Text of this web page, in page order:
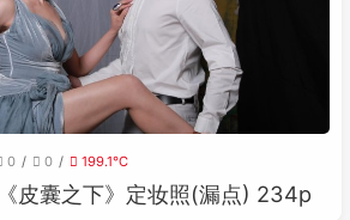
0 0 199.1℃
皮囊之下》定妆照(漏点) 234p